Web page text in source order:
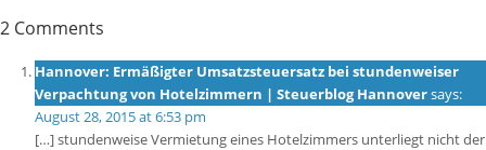
2 Comments
Hannover: Ermäßigter Umsatzsteuersatz bei stundenweiser
Verpachtung von Hotelzimmern | Steuerblog Hannoversays:
August 28, 2015 at 6:53 pm
[…] stundenweise Vermietung eines Hotelzimmers unterliegt nicht der